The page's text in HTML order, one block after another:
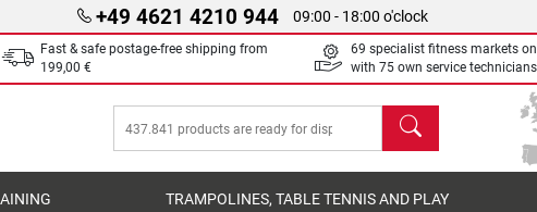
+49 4621 4210 944 09:00 - 18:00 o'clock
Fast & safe postage-free shipping from
199,00 €
69 specialist fitness markets
with 75 own service technicians
search
TRAMPOLINES, TABLE TENNIS AND PLAY